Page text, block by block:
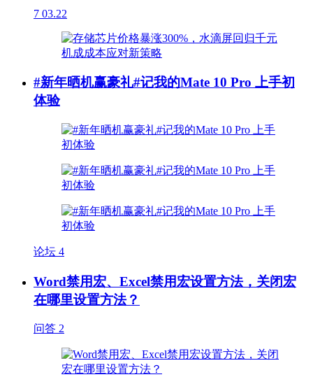
7 03.22
#新年晒机赢豪礼#记我的Mate 10 Pro 上手初
体验
论坛 4
Word禁用宏、Excel禁用宏设置方法，关闭宏
在哪里设置方法？
问答 2